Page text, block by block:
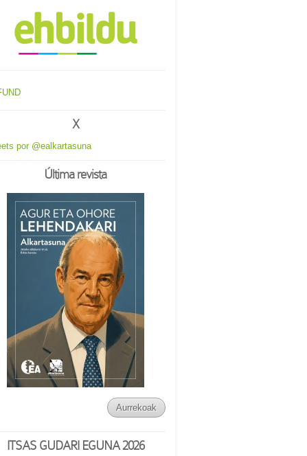
X
por @ealkartasuna
Última revista
Aurrekoak
ITSAS GUDARI EGUNA 2026